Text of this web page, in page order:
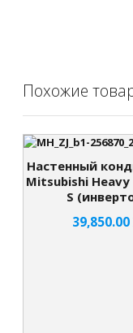
Похожие
Настенный
Mitsubishi Heavy
S
39,850.00